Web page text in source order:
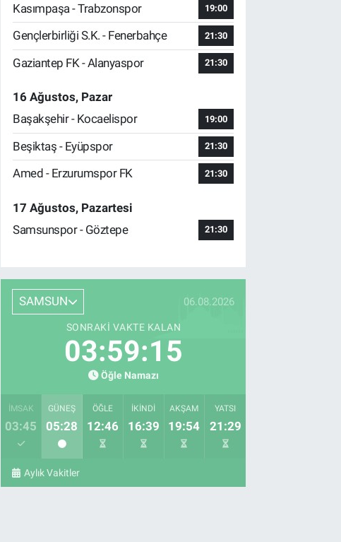
Kasımpaşa - Trabzonspor 19:00
Gençlerbirliği S.K. - Fenerbahçe 21:30
Gaziantep FK - Alanyaspor 21:30
16 Ağustos, Pazar
Başakşehir - Kocaelispor
19:00
Beşiktaş - Eyüpspor 21:30
Amed - Erzurumspor FK 21:30
17 Ağustos, Pazartesi
Samsunspor - Göztepe
21:30
SAMSUN 06.08.2026
SONRAKI VAKTE KALAN
03:59:14
Öğle Namazı
İMSAK
03:45
GÜNEŞ
05:28
ÖĞLE
12:46
İKINDI
16:39
AKŞAM
19:54
YATSI
21:29
Aylık Vakitler